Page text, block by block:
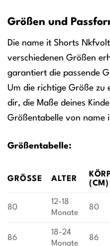
Größen und
Die name it Shorts
verschiedenen Größen
garantiert die passende
Um die richtige Größe zu
dir, die Maße deines
Größentabelle von name
Größentabelle:
GRÖSSE ALTER
CM)
80
12-18
Monate
80
86
18-24
Monate
86